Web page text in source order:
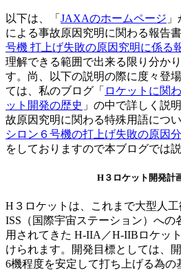
以下は、「 JAXAのホームページ
による事故原因究明に関わる報告
号機 打上げ失敗の原因究明に係る
理解できる範囲で出来る限り分か
す。尚、以下の説明の際に度々登
ては、私のブログ「 ロケットに関
ット開発の歴史 」の中で詳しく説
故原因究明に関わる特殊用語につ
シロン６号機の打上げ失敗の原因
をしておりますので本ブログでは
H３ロケット開発計
H３ロケットは、これまで大型人
ISS（国際宇宙ステーション）への
用されてきた H-IIA／H-IIBロケッ
けられます。開発目標としては、
6機程度を安定して打ち上げる為の